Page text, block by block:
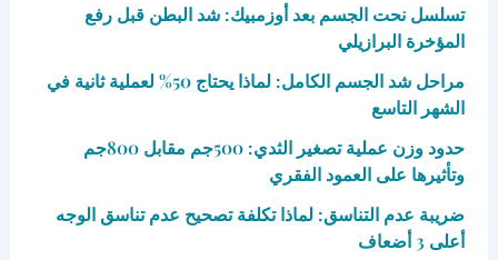
تسلسل نحت الجسم بعد أوزمبيك: شد البطن قبل رفع
المؤخرة البرازيلي
مراحل شد الجسم الكامل: لماذا يحتاج 50% لعملية ثانية في
الشهر التاسع
حدود وزن عملية تصغير الثدي: 500جم مقابل 800جم
وتأثيرها على العمود الفقري
ضريبة عدم التناسق: لماذا تكلفة تصحيح عدم تناسق الوجه
أعلى 3 أضعاف